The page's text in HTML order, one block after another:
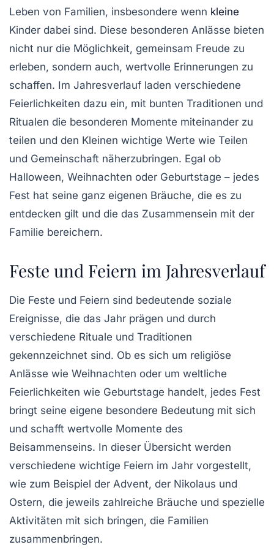
Leben von Familien, insbesondere wenn kleine
Kinder dabei sind. Diese besonderen Anlässe bieten
nicht nur die Möglichkeit, gemeinsam Freude zu
erleben, sondern auch, wertvolle Erinnerungen zu
schaffen. Im Jahresverlauf laden verschiedene
Feierlichkeiten dazu ein, mit bunten Traditionen und
Ritualen die besonderen Momente miteinander zu
teilen und den Kleinen wichtige Werte wie Teilen
und Gemeinschaft näherzubringen. Egal ob
Halloween, Weihnachten oder Geburtstage – jedes
Fest hat seine ganz eigenen Bräuche, die es zu
entdecken gilt und die das Zusammensein mit der
Familie bereichern.
Feste und Feiern im Jahresverlauf
Die Feste und Feiern sind bedeutende soziale
Ereignisse, die das Jahr prägen und durch
verschiedene Rituale und Traditionen
gekennzeichnet sind. Ob es sich um religiöse
Anlässe wie Weihnachten oder um weltliche
Feierlichkeiten wie Geburtstage handelt, jedes Fest
bringt seine eigene besondere Bedeutung mit sich
und schafft wertvolle Momente des
Beisammenseins. In dieser Übersicht werden
verschiedene wichtige Feiern im Jahr vorgestellt,
wie zum Beispiel der Advent, der Nikolaus und
Ostern, die jeweils zahlreiche Bräuche und spezielle
Aktivitäten mit sich bringen, die Familien
zusammenbringen.